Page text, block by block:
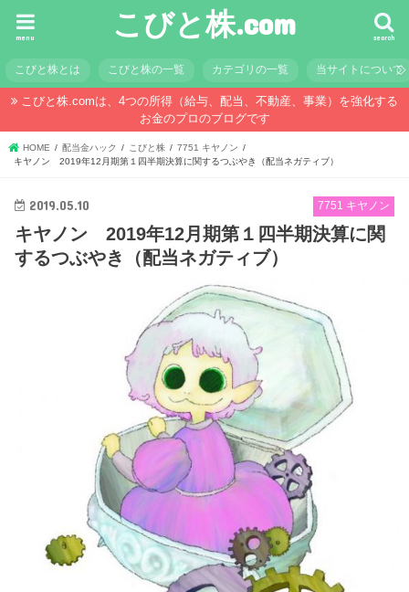
こびと株.com search
menu
こびと株とは こびと株の一覧 カテゴリの一覧 当サイトについて
こびと株.comは、4つの所得（給与、配当、不動産、事業）を強化する
お金のプロのブログです
HOME 配当金ハック こびと株
7751 キヤノン
キヤノン 2019年12月期第１四半期決算に関するつぶやき（配当ネガティブ）
7751 キヤノン
2019.05.10
キヤノン 2019年12月期第１四半期決算に関
するつぶやき（配当ネガティブ）